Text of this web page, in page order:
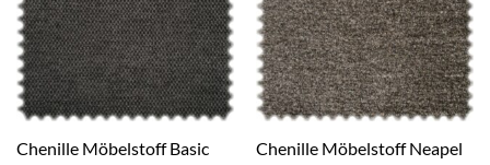
Chenille Möbelstoff Basic
Chenille Möbelstoff Neapel